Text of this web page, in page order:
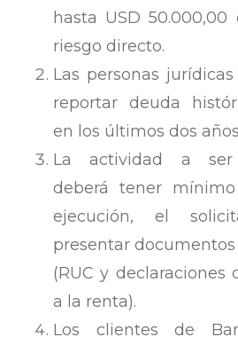
hasta USD
riesgo directo.
Las personas
reportar deuda
en los últimos dos
La actividad a ser
deberá tener
ejecución, el
presentar
(RUC y declaraciones
a la renta).
Los clientes de